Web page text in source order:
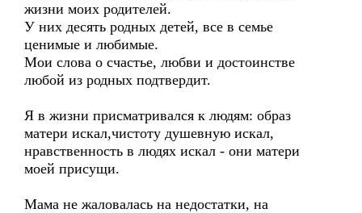
жизни моих родителей.
У них десять родных детей, все в семье
ценимые и любимые.
Мои слова о счастье, любви и достоинстве
любой из родных подтвердит.
Я в жизни присматривался к людям: образ
матери искал,чистоту душевную искал,
нравственность в людях искал - они матери
моей присущи.
Мама не жаловалась на недостатки, на